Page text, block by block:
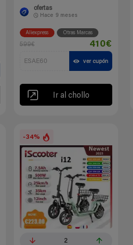
ofertas
Hace 9 meses
Aliexpress Otras Marcas
599€ 410€
ESAE60 ver cupón
Ir al chollo
-34%
2